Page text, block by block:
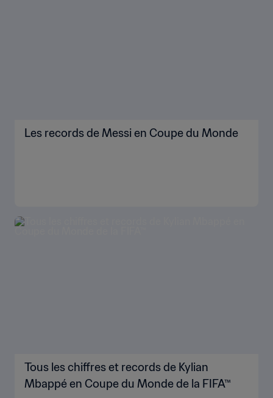
Les records de Messi en Coupe du Monde
Tous les chiffres et records de Kylian
Mbappé en Coupe du Monde de la FIFA™